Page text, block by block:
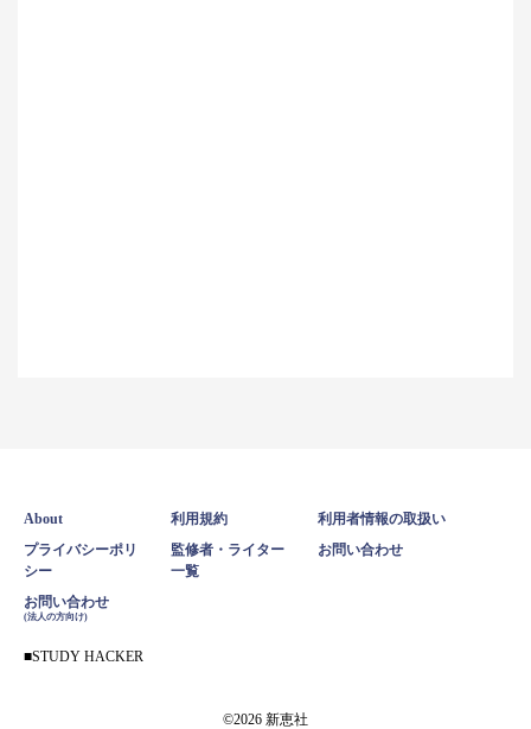
About 利用規約 利用者情報の取扱い
プライバシーポリ
シー
監修者・ライター
一覧
お問い合わせ
お問い合わせ
(法人の方向け)
STUDY HACKER
©2026 新恵社